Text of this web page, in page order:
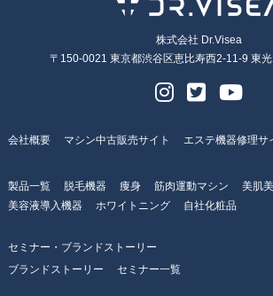
株式会社 Dr.Visea
〒150-0021 東京都渋谷区恵比寿西2-11-9 東
会社概要 マシン中古販売サイト エステ機器修理サ
製品一覧 脱毛機器 痩身 筋肉運動マシン 美肌
美容液導入機器
ホワイトニング 自社化粧品
セミナー・ブランドストーリー
ブランドストーリー
セミナー一覧